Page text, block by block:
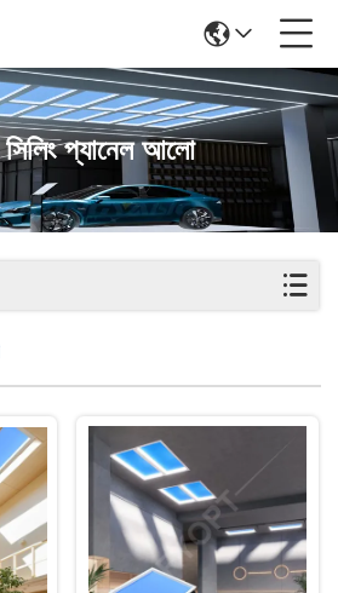
প্যানেল আলো